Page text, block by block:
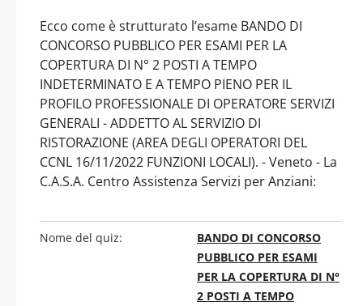
Ecco come è strutturato l’esame BANDO DI
CONCORSO PUBBLICO PER ESAMI PER LA
COPERTURA DI N° 2 POSTI A TEMPO
INDETERMINATO E A TEMPO PIENO PER IL
PROFILO PROFESSIONALE DI OPERATORE SERVIZI
GENERALI - ADDETTO AL SERVIZIO DI
RISTORAZIONE (AREA DEGLI OPERATORI DEL
CCNL 16/11/2022 FUNZIONI LOCALI). - Veneto - La
C.A.S.A. Centro Assistenza Servizi per Anziani:
Nome del quiz:
BANDO DI CONCORSO
PUBBLICO PER ESAMI
PER LA COPERTURA DI N°
2 POSTI A TEMPO